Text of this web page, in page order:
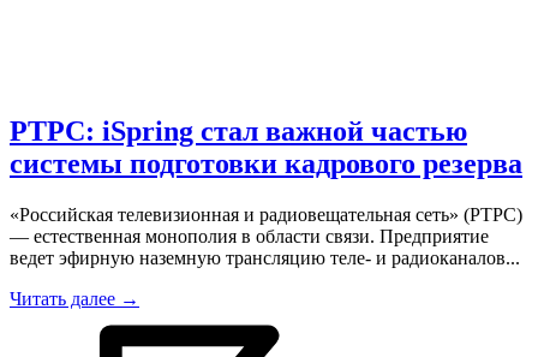
РТРС: iSpring стал важной частью
системы подготовки кадрового резерва
«Российская телевизионная и радиовещательная сеть» (РТРС)
— естественная монополия в области связи. Предприятие
ведет эфирную наземную трансляцию теле- и радиоканалов...
Читать далее →